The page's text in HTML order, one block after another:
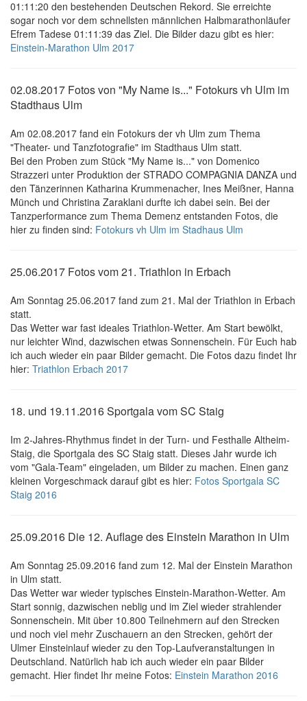
01:11:20 den bestehenden Deutschen Rekord. Sie erreichte
sogar noch vor dem schnellsten männlichen Halbmarathonläufer
Efrem Tadese 01:11:39 das Ziel. Die Bilder dazu gibt es hier:
Einstein-Marathon Ulm 2017
02.08.2017 Fotos von "My Name is..." Fotokurs vh Ulm im
Stadthaus Ulm
Am 02.08.2017 fand ein Fotokurs der vh Ulm zum Thema
"Theater- und Tanzfotografie" im Stadthaus Ulm statt.
Bei den Proben zum Stück "My Name is..." von Domenico
Strazzeri unter Produktion der STRADO COMPAGNIA DANZA und
den Tänzerinnen Katharina Krummenacher, Ines Meißner, Hanna
Münch und Christina Zaraklani durfte ich dabei sein. Bei der
Tanzperformance zum Thema Demenz entstanden Fotos, die
hier zu finden sind: Fotokurs vh Ulm im Stadhaus Ulm
25.06.2017 Fotos vom 21. Triathlon in Erbach
Am Sonntag 25.06.2017 fand zum 21. Mal der Triathlon in Erbach
statt.
Das Wetter war fast ideales Triathlon-Wetter. Am Start bewölkt,
nur leichter Wind, dazwischen etwas Sonnenschein. Für Euch hab
ich auch wieder ein paar Bilder gemacht. Die Fotos dazu findet Ihr
hier: Triathlon Erbach 2017
18. und 19.11.2016 Sportgala vom SC Staig
Im 2-Jahres-Rhythmus findet in der Turn- und Festhalle Altheim-
Staig, die Sportgala des SC Staig statt. Dieses Jahr wurde ich
vom "Gala-Team" eingeladen, um Bilder zu machen. Einen ganz
kleinen Vorgeschmack darauf gibt es hier: Fotos Sportgala SC
Staig 2016
25.09.2016 Die 12. Auflage des Einstein Marathon in Ulm
Am Sonntag 25.09.2016 fand zum 12. Mal der Einstein Marathon
in Ulm statt.
Das Wetter war wieder typisches Einstein-Marathon-Wetter. Am
Start sonnig, dazwischen neblig und im Ziel wieder strahlender
Sonnenschein. Mit über 10.800 Teilnehmern auf den Strecken
und noch viel mehr Zuschauern an den Strecken, gehört der
Ulmer Einsteinlauf wieder zu den Top-Laufveranstaltungen in
Deutschland. Natürlich hab ich auch wieder ein paar Bilder
gemacht. Hier findet Ihr meine Fotos: Einstein Marathon 2016